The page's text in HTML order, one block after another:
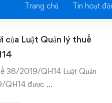
Trang chủ Tin hoạt
của Luật Quản lý thuế
38/2019/QH14 Luật Quản
QH14 được …